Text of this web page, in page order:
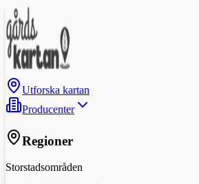
Utforska kartan
Producenter
Regioner
Storstadsområden